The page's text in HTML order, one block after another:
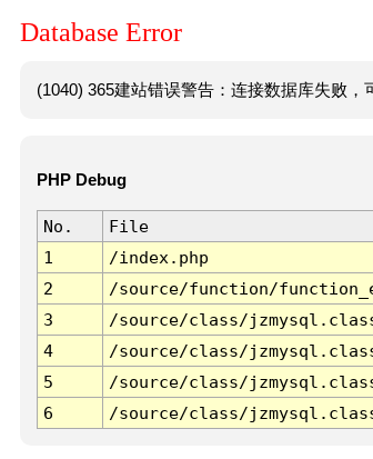
Database Error
(1040) 365建站错误警告：连接数据库失败，
PHP Debug
No. File
1
/index.php
2
/source/function/
3
/source/class/
4
/source/class/
5
/source/class/
6
/source/class/